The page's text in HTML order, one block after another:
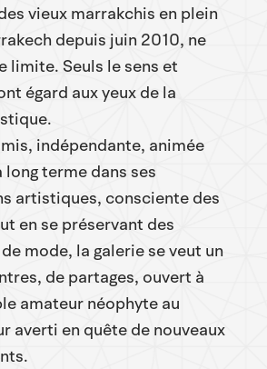
vieux marrakchis en plein
depuis juin 2010, ne
limite. Seuls le sens et
égard aux yeux de la
indépendante, animée
long terme dans ses
artistiques, consciente des
en se préservant des
mode, la galerie se veut un
de partages, ouvert à
amateur néophyte au
averti en quête de nouveaux